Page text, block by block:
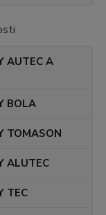
AUTEC A
BOLA
TOMASON
ALUTEC
TEC